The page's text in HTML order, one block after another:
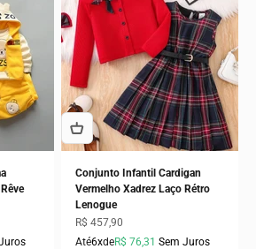
Conjunto Infantil Cardigan
Vermelho Xadrez Laço Rétro
Lenogue
Preço promocional
R$ 457,90
Até6xdeR$ 76,31 Sem Juros